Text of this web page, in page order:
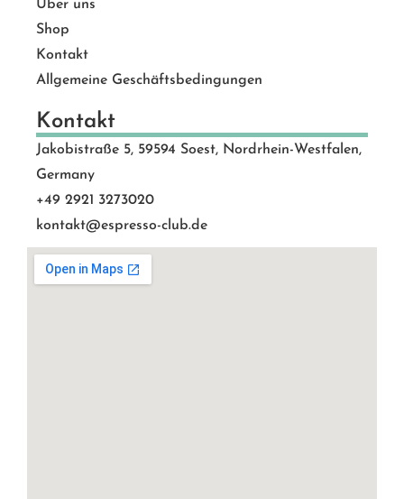
Über uns
Shop
Kontakt
Allgemeine Geschäftsbedingungen
Kontakt
Jakobistraße 5, 59594 Soest, Nordrhein-Westfalen,
Germany
+49 2921 3273020
kontakt@espresso-club.de